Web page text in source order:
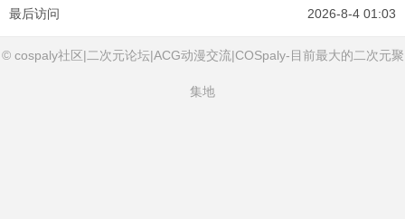
最后访问
2026-8-4 01:03
© cospaly社区|二次元论坛|ACG动漫交流|COSpaly-目前最大的二次元聚
集地